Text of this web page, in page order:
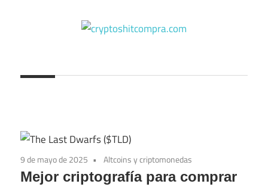
9 de mayo de 2025 Altcoins y criptomonedas
Mejor criptografía para comprar